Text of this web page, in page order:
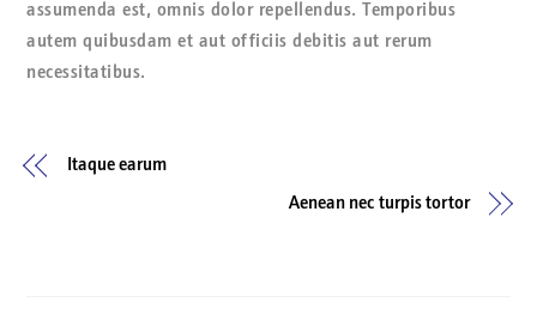
assumenda est, omnis dolor repellendus. Temporibus
autem quibusdam et aut officiis debitis aut rerum
necessitatibus.
Itaque earum
Aenean nec turpis tortor